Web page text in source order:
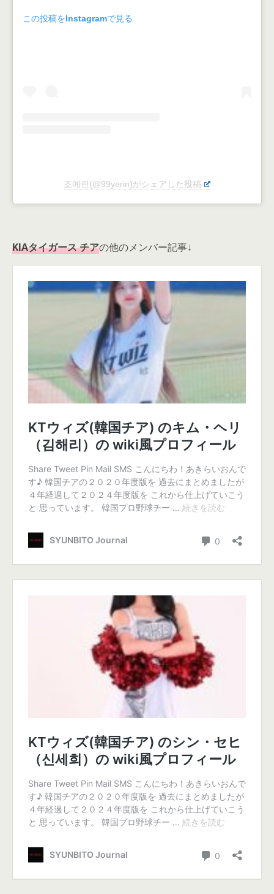
この投稿をInstagramで見る
조예린(@99yerin)がシェアした投稿
KIAタイガース チアの他のメンバー記事↓